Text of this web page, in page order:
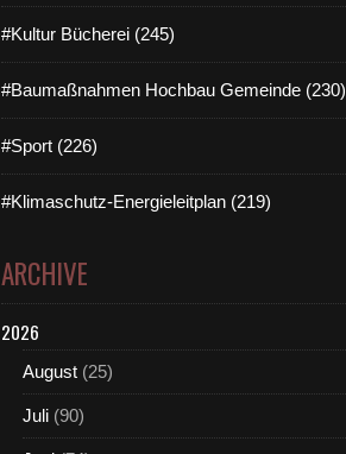
#Kultur Bücherei (245)
#Baumaßnahmen Hochbau Gemeinde (230)
#Sport (226)
#Klimaschutz-Energieleitplan (219)
ARCHIVE
2026
August (25)
Juli (90)